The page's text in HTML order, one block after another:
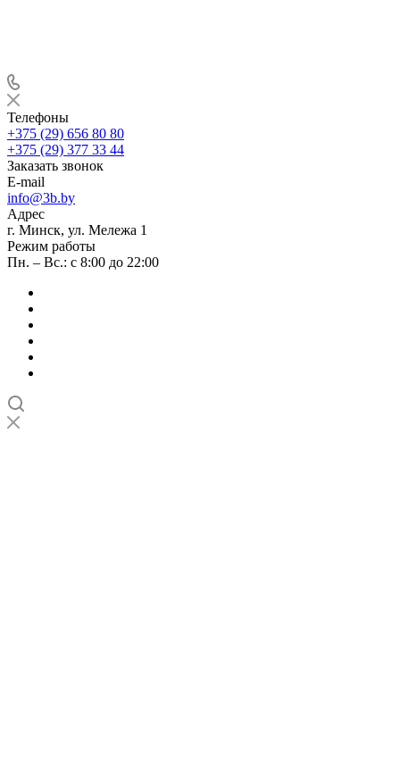
Телефоны
+375 (29) 656 80 80
+375 (29) 377 33 44
Заказать звонок
E-mail
info@3b.by
Адрес
г. Минск, ул. Мележа 1
Режим работы
Пн. – Вс.: с 8:00 до 22:00